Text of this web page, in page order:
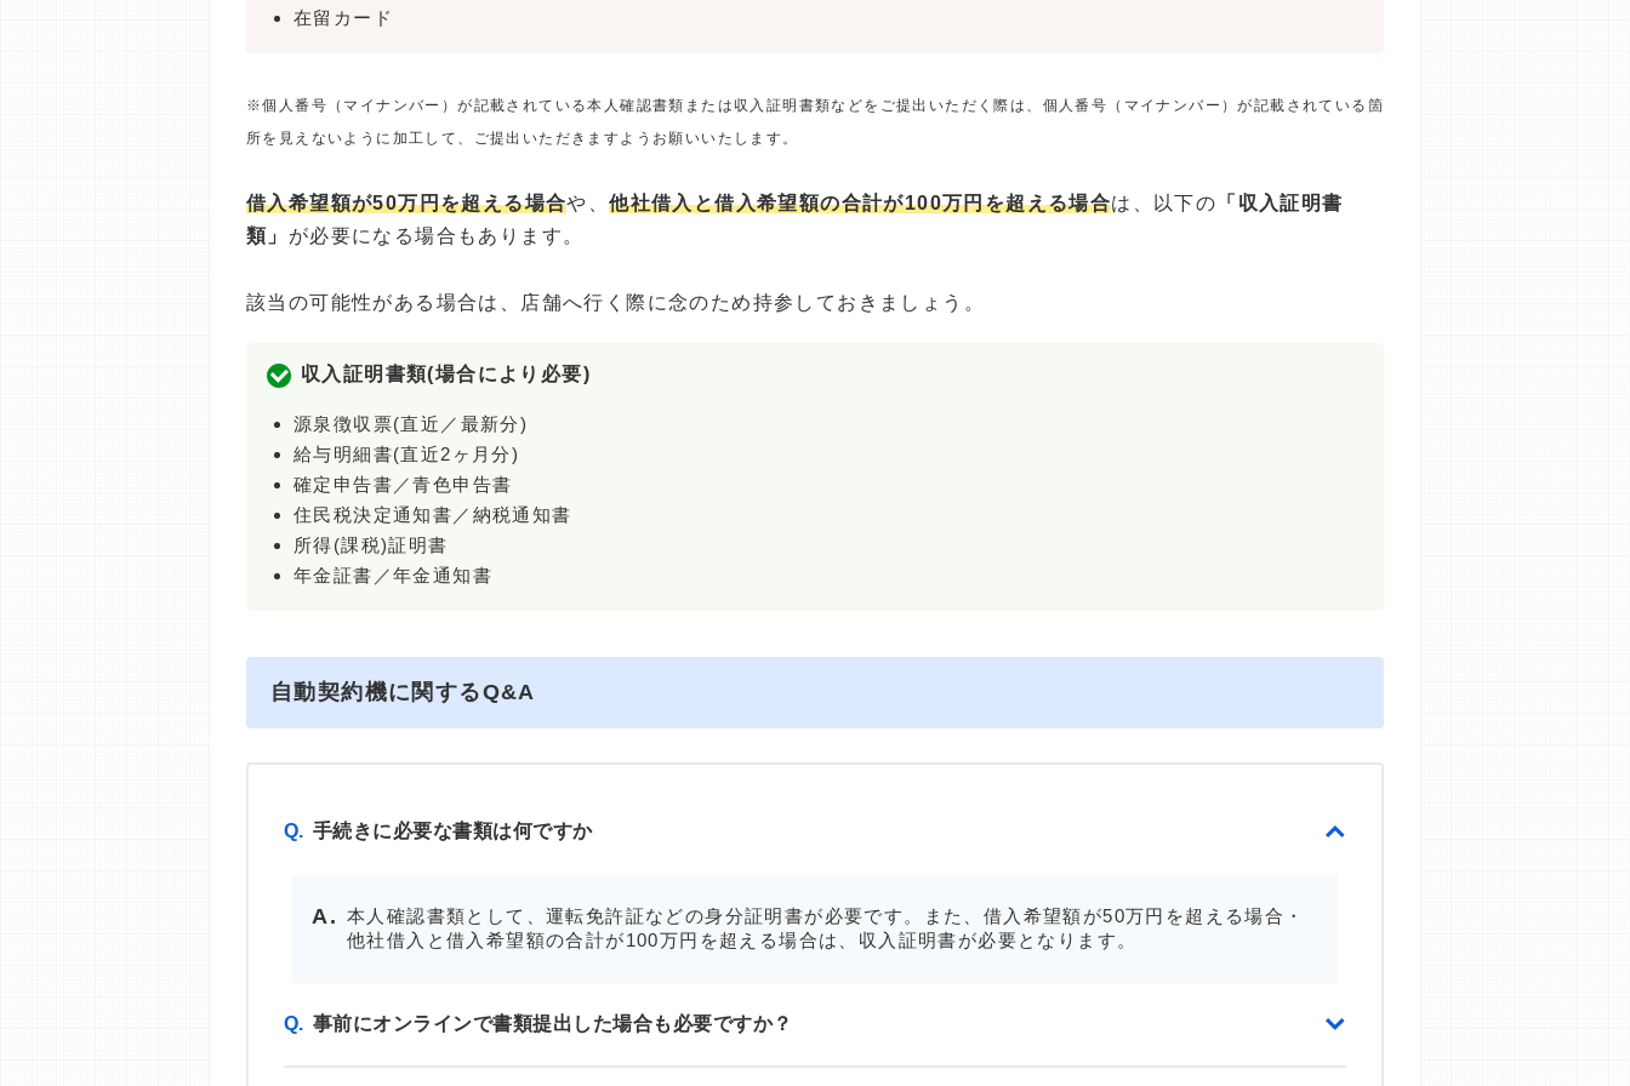
在留カード
※個人番号（マイナンバー）が記載されている本人確認書類または収入証明書類などをご提出いただく際は、個人番号（マイナンバー）が記載されている箇
所を見えないように加工して、ご提出いただきますようお願いいたします。
借入希望額が50万円を超える場合や、他社借入と借入希望額の合計が100万円を超える場合は、以下の 「収入証明書
類」 が必要になる場合もあります。
該当の可能性がある場合は、店舗へ行く際に念のため持参しておきましょう。
収入証明書類(場合により必要)
源泉徴収票(直近／最新分)
給与明細書(直近2ヶ月分)
確定申告書／青色申告書
住民税決定通知書／納税通知書
所得(課税)証明書
年金証書／年金通知書
自動契約機に関するQ&A
Q. 手続きに必要な書類は何ですか
本人確認書類として、運転免許証などの身分証明書が必要です。また、借入希望額が50万円を超える場合・
他社借入と借入希望額の合計が100万円を超える場合は、収入証明書が必要となります。
Q. 事前にオンラインで書類提出した場合も必要ですか？